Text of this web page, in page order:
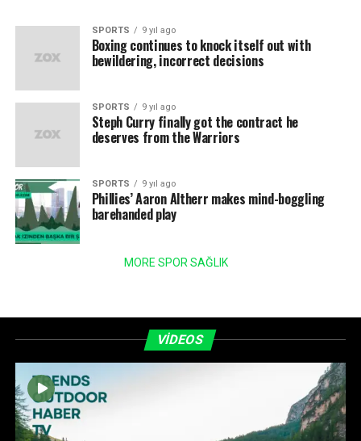
SPORTS 9 yıl ago
Boxing continues to knock itself out with
bewildering, incorrect decisions
SPORTS 9 yıl ago
Steph Curry finally got the contract he
deserves from the Warriors
SPORTS 9 yıl ago
Phillies’ Aaron Altherr makes mind-boggling
barehanded play
MORE SPOR SAĞLIK
VIDEOS